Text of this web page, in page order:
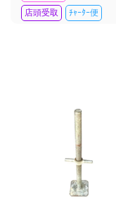
店頭受取
ﾁｬｰﾀｰ便